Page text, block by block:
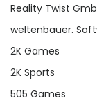
Reality Twist
weltenbauer.
2K Games
2K Sports
505 Games